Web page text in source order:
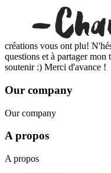
créations vous ont plu!
questions et à partager
soutenir :) Merci d'avance !
Our company
Our company
A propos
A propos